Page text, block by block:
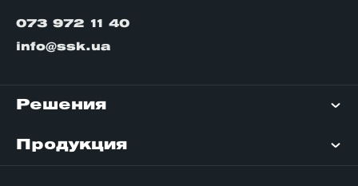
073 972 11 40
info@ssk.ua
Решения
Продукция